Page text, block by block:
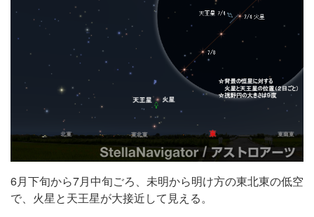
6月下旬から7月中旬ごろ、未明から明け方の東北東の低空
で、火星と天王星が大接近して見える。